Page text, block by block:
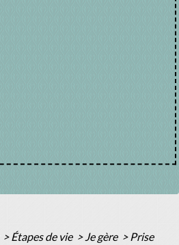
> Étapes de vie > Je gère > Prise